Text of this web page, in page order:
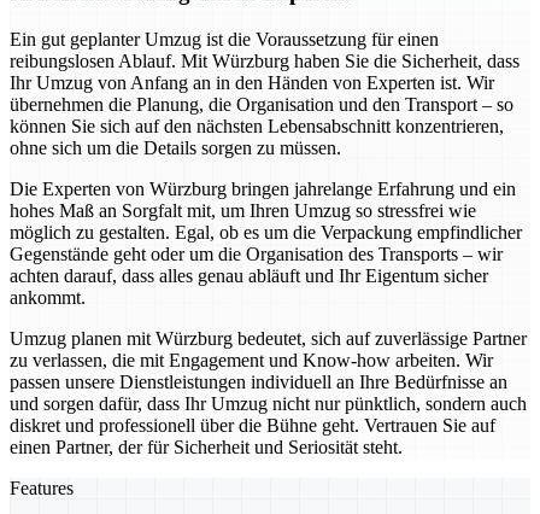
Ein gut geplanter Umzug ist die Voraussetzung für einen
reibungslosen Ablauf. Mit Würzburg haben Sie die Sicherheit, dass
Ihr Umzug von Anfang an in den Händen von Experten ist. Wir
übernehmen die Planung, die Organisation und den Transport – so
können Sie sich auf den nächsten Lebensabschnitt konzentrieren,
ohne sich um die Details sorgen zu müssen.
Die Experten von Würzburg bringen jahrelange Erfahrung und ein
hohes Maß an Sorgfalt mit, um Ihren Umzug so stressfrei wie
möglich zu gestalten. Egal, ob es um die Verpackung empfindlicher
Gegenstände geht oder um die Organisation des Transports – wir
achten darauf, dass alles genau abläuft und Ihr Eigentum sicher
ankommt.
Umzug planen mit Würzburg bedeutet, sich auf zuverlässige Partner
zu verlassen, die mit Engagement und Know-how arbeiten. Wir
passen unsere Dienstleistungen individuell an Ihre Bedürfnisse an
und sorgen dafür, dass Ihr Umzug nicht nur pünktlich, sondern auch
diskret und professionell über die Bühne geht. Vertrauen Sie auf
einen Partner, der für Sicherheit und Seriosität steht.
Features